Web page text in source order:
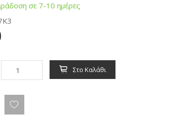
σε 7-10 ημέρες
Στο Καλάθι